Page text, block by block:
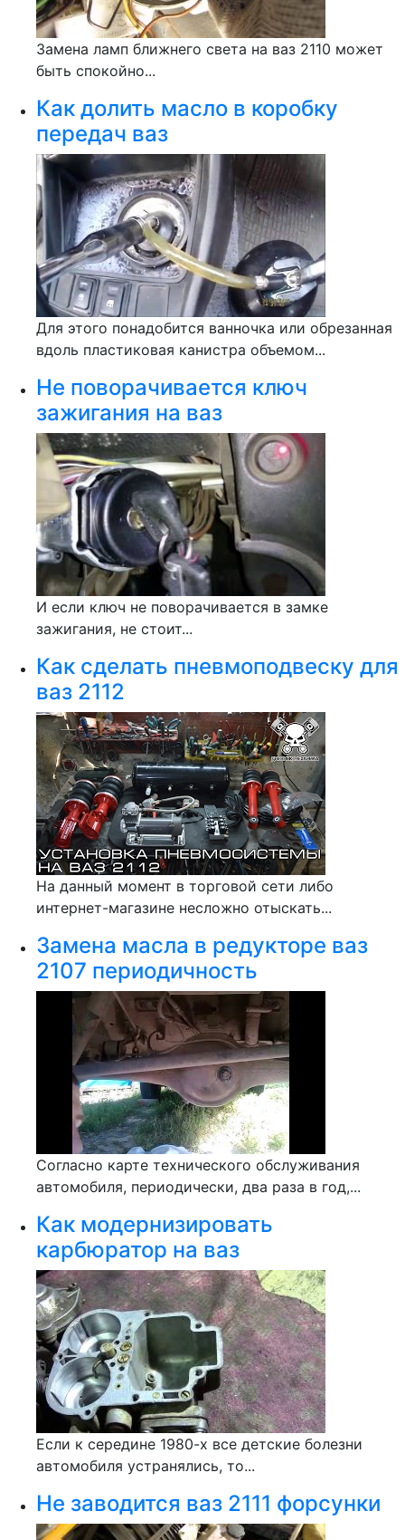
Замена ламп ближнего света на ваз 2110 может
быть спокойно...
Как долить масло в коробку
передач ваз
Для этого понадобится ванночка или обрезанная
вдоль пластиковая канистра объемом...
Не поворачивается ключ
зажигания на ваз
И если ключ не поворачивается в замке
зажигания, не стоит...
Как сделать пневмоподвеску для
ваз 2112
На данный момент в торговой сети либо
интернет-магазине несложно отыскать...
Замена масла в редукторе ваз
2107 периодичность
Согласно карте технического обслуживания
автомобиля, периодически, два раза в год,...
Как модернизировать
карбюратор на ваз
Если к середине 1980-х все детские болезни
автомобиля устранялись, то...
Не заводится ваз 2111 форсунки